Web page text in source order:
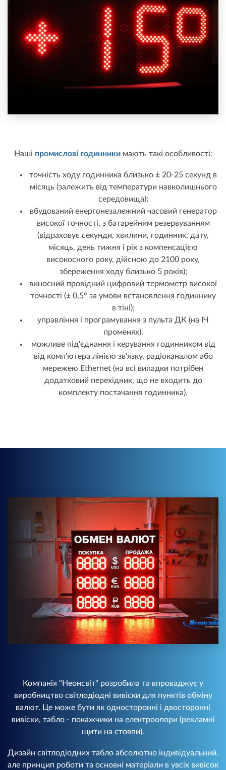
Наші промислові годинникимають такі особливості:
точність ходу годинника близько ± 20-25 секунд в
місяць (залежить від температури навколишнього
середовища);
вбудований енергонезалежний часовий генератор
високої точності, з батарейним резервуванням
(відраховує секунди, хвилини, годинник, дату,
місяць, день тижня і рік з компенсацією
високосного року, дійсною до 2100 року,
збереження ходу близько 5 років);
виносний провідний цифровий термометр високої
точності (± 0,5° за умови встановлення годиннику
в тіні);
управління і програмування з пульта ДК (на ІЧ
променях).
можливе під'єднання і керування годинником від
від комп'ютера лінією зв'язку, радіоканалом або
мережею Ethernet (на всі випадки потрібен
додатковий перехідник, що не входить до
комплекту постачання годинника).
Компанія "Неонсвіт" розробила та впроваджує у
виробництво світлодіодні вивіски для пунктів обміну
валют. Це може бути як односторонні і двосторонні
вивіски, табло - покажчики на електроопори (рекламні
щити на стовпи).
Дизайн світлодіодних табло абсолютно індивідуальний,
але принцип роботи та основні матеріали в увсіх вивісок